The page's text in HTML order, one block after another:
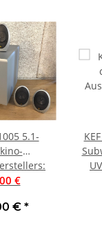
5.1-
sehr
:
€
€ *